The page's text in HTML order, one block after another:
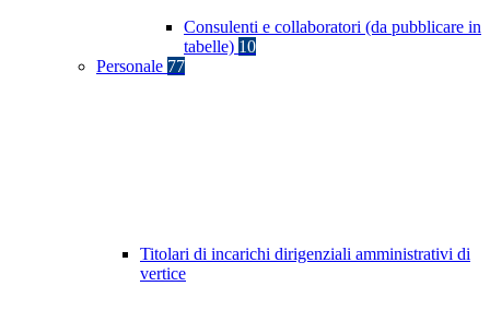
Consulenti e collaboratori (da pubblicare in
tabelle) 10
Personale 77
Titolari di incarichi dirigenziali amministrativi di
vertice